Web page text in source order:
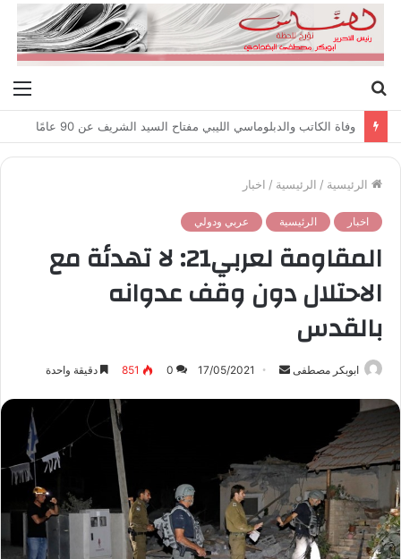
عن
وفاة الكاتب والدبلوماسي الليبي مفتاح السيد الشريف عن 90 عامًا
الرئيسية / الرئيسية / اخبار
اخبار الرئيسية عربي ودولي
المقاومة لعربي21: لا تهدئة مع
الاحتلال دون وقف عدوانه
بالقدس
ابوبكر مصطفى
ب
ر
ي
د
ا
17/05/2021
0
851 دقيقة واحدة